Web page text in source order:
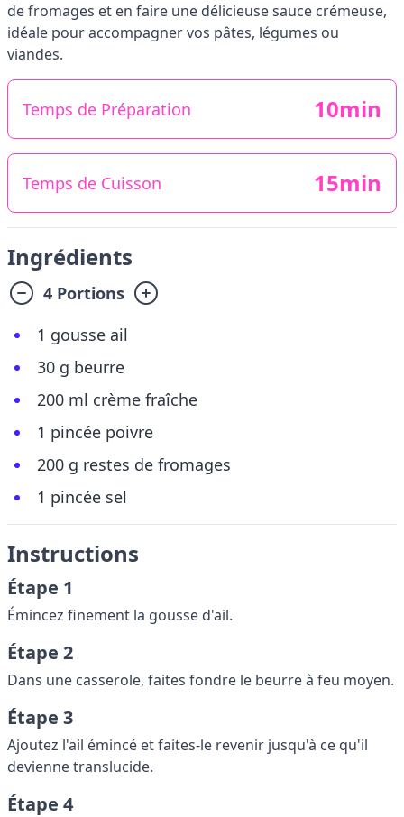
de fromages et en faire une délicieuse sauce crémeuse,
idéale pour accompagner vos pâtes, légumes ou
viandes.
Temps de Préparation 10min
Temps de Cuisson 15min
Ingrédients
4 Portions
1 gousse ail
30 g beurre
200 ml crème fraîche
1 pincée poivre
200 g restes de fromages
1 pincée sel
Instructions
Étape 1
Émincez finement la gousse d'ail.
Étape 2
Dans une casserole, faites fondre le beurre à feu moyen.
Étape 3
Ajoutez l'ail émincé et faites-le revenir jusqu'à ce qu'il
devienne translucide.
Étape 4